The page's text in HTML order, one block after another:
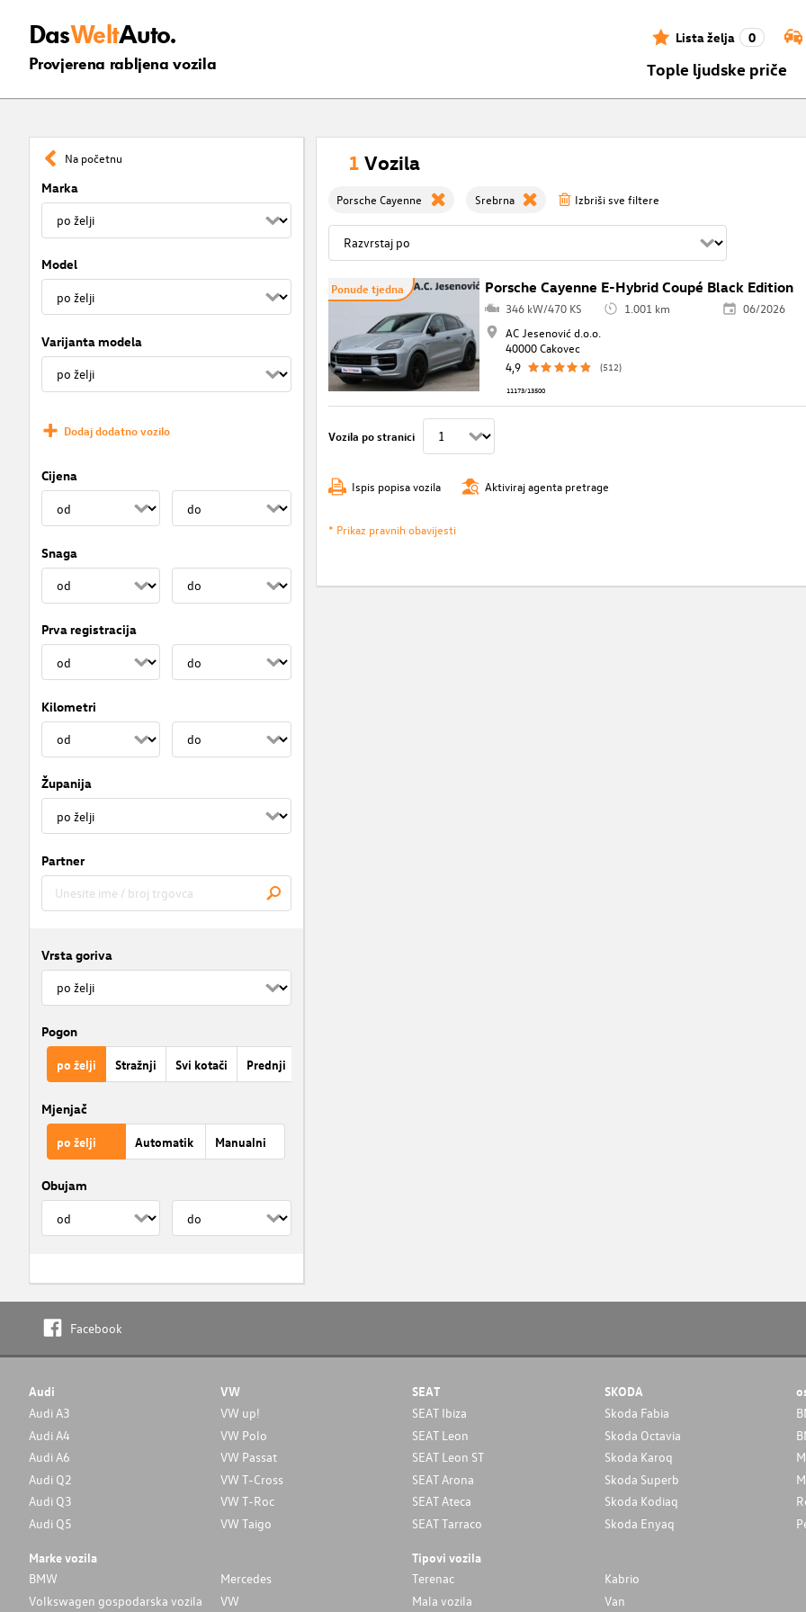
DasWeltAuto.
Provjerena rabljena vozila
Lista želja 0
Tople ljudske priče
Na početnu
Marka
Model
Varijanta modela
Dodaj dodatno vozilo
Cijena
Snaga
Prva registracija
Kilometri
Županija
Partner
Vrsta goriva
Pogon
po želji Stražnji Svi kotači Prednji
Mjenjač
po želji Automatik Manualni
Obujam
1 Vozila
Porsche Cayenne Srebrna Izbriši sve filtere
Ponude tjedna Porsche Cayenne E-Hybrid Coupé Black Edition
346 kW/470 KS 1.001 km
06/2026
AC Jesenović d.o.o.
40000 Cakovec
4,9
(512)
11173/13500
Vozila po stranici
Ispis popisa vozila Aktiviraj agenta pretrage
* Prikaz pravnih obavijesti
Facebook
Audi
Audi A3
Audi A4
Audi A6
Audi Q2
Audi Q3
Audi Q5
VW
VW up!
VW Polo
VW Passat
VW T-Cross
VW T-Roc
VW Taigo
SEAT
SEAT Ibiza
SEAT Leon
SEAT Leon ST
SEAT Arona
SEAT Ateca
SEAT Tarraco
SKODA
Skoda Fabia
Skoda Octavia
Skoda Karoq
Skoda Superb
Skoda Kodiaq
Skoda Enyaq
Marke vozila
BMW
Mercedes
Volkswagen gospodarska vozila
VW
Tipovi vozila
Terenac
Kabrio
Mala vozila
Van